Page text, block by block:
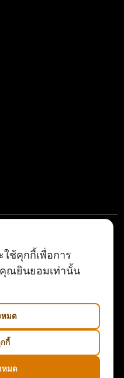
RESERVED
ใช้คุกกี้เพื่อการ
ณยินยอมเท่านั้น
หมด
กี้
หมด